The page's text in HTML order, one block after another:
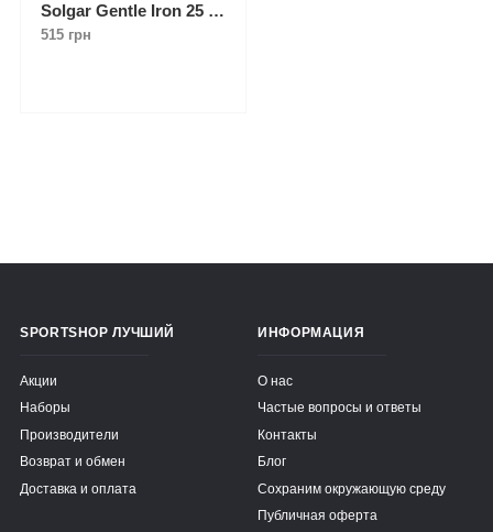
Solgar Gentle Iron 25 mg 90 caps
515 грн
SPORTSHOP ЛУЧШИЙ
Акции
Наборы
Производители
Возврат и обмен
Доставка и оплата
ИНФОРМАЦИЯ
О нас
Частые вопросы и ответы
Контакты
Блог
Сохраним окружающую среду
Публичная оферта